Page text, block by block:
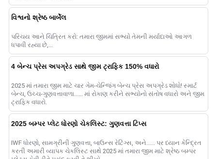
વિશ્વનો શ્રેષ્ઠ બાર્બેલ
પરિચય આને ચિત્રિત કરો: તમારા જીમમાં સભ્યો તેમની મર્યાદાઓ આગળ
ધપાવી રહ્યા છે,...
4 બેન્ચ પ્રેસ અપગ્રેડ સાથે જીમ ટ્રાફિક 150% વધારો
2025 માં તમારા જીમ માટે ચાર ગેમ-ચેન્જિંગ બેન્ચ પ્રેસ અપગ્રેડ શોધો! સ્માર્ટ
બેન્ચ, ઉચ્ચ-ગુણવત્તાવાળા...... માં રોકાણ કરીને સભ્યોનો સંતોષ વધારો અને જીમ
ટ્રાફિક વધારો.
2025 બમ્પર પ્લેટ ધોરણો ચેકલિસ્ટ: ગુણવત્તા ટિપ્સ
IWF ધોરણો, સામગ્રીની ગુણવત્તા, બાઉન્સ રેટિંગ્સ, અને...... પર ધ્યાન કેન્દ્રિત
કરતી અમારી વ્યાપક ચેકલિસ્ટ સાથે 2025 માં તમારા જીમ માટે શ્રેષ્ઠ બમ્પર